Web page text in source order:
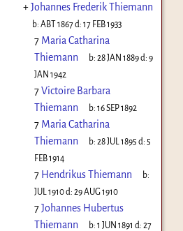
+Johannes Frederik Thiemann
b:ABT 1867d:17 FEB 1933
7 Maria Catharina
Thiemann
b:28 JAN 1889d:9
JAN 1942
7Victoire Barbara
Thiemann
b:16 SEP 1892
7 Maria Catharina
Thiemann
b:28 JUL 1895 d: 5
FEB 1914
7 Hendrikus Thiemann
b:
JUL 1910d: 29 AUG 1910
7Johannes Hubertus
Thiemann
b:1 JUN 1891 d:27